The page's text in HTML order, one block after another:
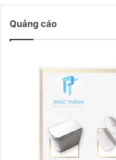
Quảng cáo